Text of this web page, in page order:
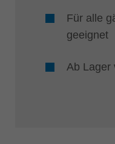
Für alle
geeignet
Ab Lager